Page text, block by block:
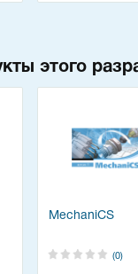
этого
MechaniCS
(0)